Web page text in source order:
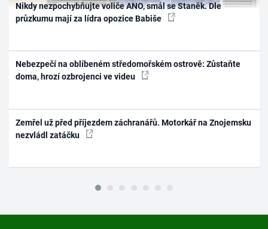
Nikdy nezpochybňujte voliče ANO, smál se Staněk. Dle
průzkumu mají za lídra opozice Babiše
Nebezpečí na oblíbeném středomořském ostrově: Zůstaňte
doma, hrozí ozbrojenci ve videu
Zemřel už před příjezdem záchranářů. Motorkář na Znojemsku
nezvládl zatáčku